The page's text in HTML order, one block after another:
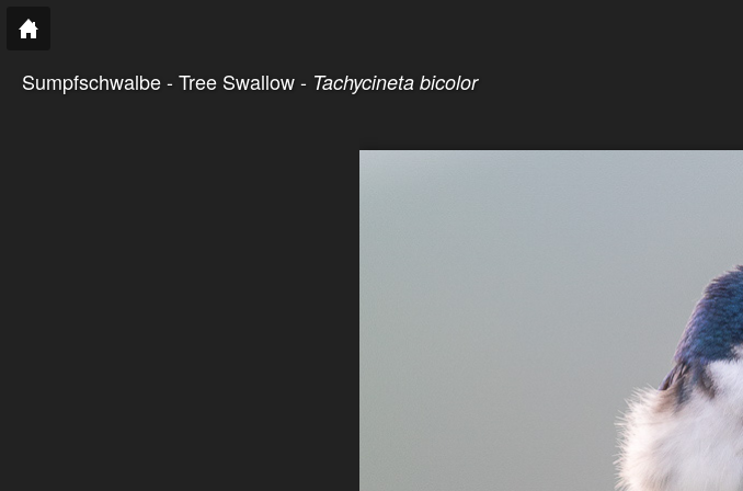
Sumpfschwalbe - Tree Swallow - Tachycineta bicolor